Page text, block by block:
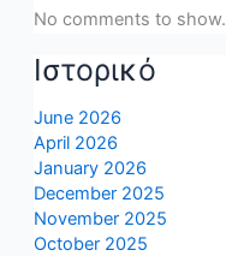
No comments to show.
Ιστορικό
June 2026
April 2026
January 2026
December 2025
November 2025
October 2025